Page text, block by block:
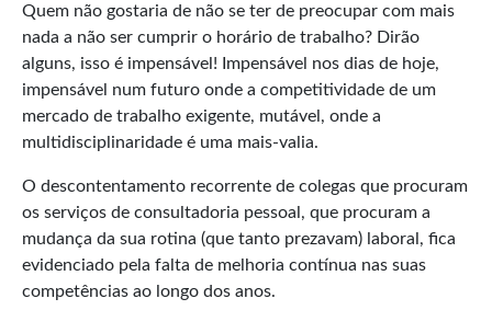
Quem não gostaria de não se ter de preocupar com mais
nada a não ser cumprir o horário de trabalho? Dirão
alguns, isso é impensável! Impensável nos dias de hoje,
impensável num futuro onde a competitividade de um
mercado de trabalho exigente, mutável, onde a
multidisciplinaridade é uma mais-valia.
O descontentamento recorrente de colegas que procuram
os serviços de consultadoria pessoal, que procuram a
mudança da sua rotina (que tanto prezavam) laboral, fica
evidenciado pela falta de melhoria contínua nas suas
competências ao longo dos anos.